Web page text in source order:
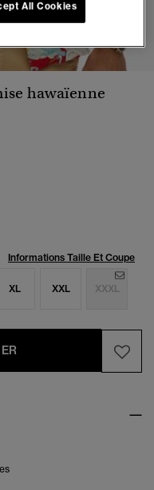
4 5
hawaïenne
Informations Taille Et Coupe
XL XXL XXXL
All Cookies